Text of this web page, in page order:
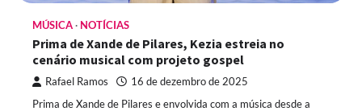
MÚSICA NOTÍCIAS
Prima de Xande de Pilares, Kezia estreia no
cenário musical com projeto gospel
Rafael Ramos 16 de dezembro de 2025
Prima de Xande de Pilares e envolvida com a música desde a